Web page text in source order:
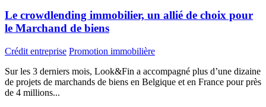
Le crowdlending immobilier, un allié de choix pour
le Marchand de biens
Crédit entreprise Promotion immobilière
Sur les 3 derniers mois, Look&Fin a accompagné plus d’une dizaine
de projets de marchands de biens en Belgique et en France pour près
de 4 millions...